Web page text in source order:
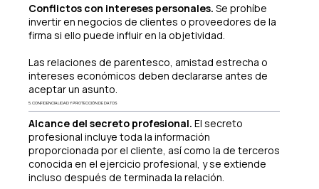
Conflictos con intereses personales. Se prohíbe
invertir en negocios de clientes o proveedores de la
firma si ello puede influir en la objetividad.
Las relaciones de parentesco, amistad estrecha o
intereses económicos deben declararse antes de
aceptar un asunto.
5. CONFIDENCIALIDAD Y PROTECCIÓN DE DATOS
Alcance del secreto profesional. El secreto
profesional incluye toda la información
proporcionada por el cliente, así como la de terceros
conocida en el ejercicio profesional, y se extiende
incluso después de terminada la relación.